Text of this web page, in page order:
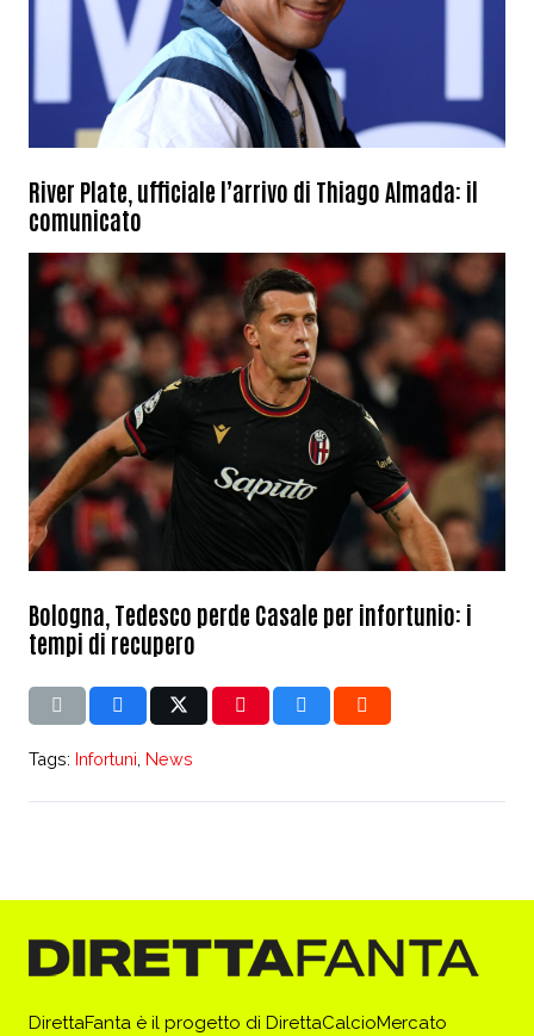
River Plate, ufficiale l’arrivo di Thiago Almada: il
comunicato
Bologna, Tedesco perde Casale per infortunio: i
tempi di recupero
Tags: Infortuni News
DirettaFanta è il progetto di DirettaCalcioMercato